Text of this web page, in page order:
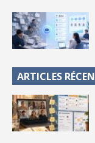
ARTICLES